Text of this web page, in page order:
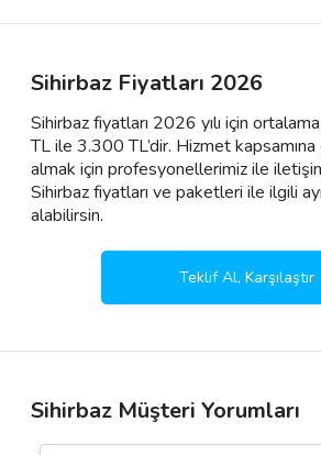
Sihirbaz Fiyatları 2026
Sihirbaz fiyatları 2026 yılı için
TL ile 3.300 TL’dir. Hizmet
almak için profesyonellerimiz ile
Sihirbaz fiyatları ve paketleri ile ilgili
alabilirsin.
Teklif Al, Karşılaştır
Sihirbaz Müşteri Yorumları